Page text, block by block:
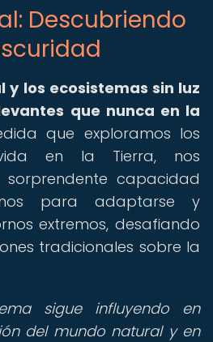
Descubriendo
y los ecosistemas sin luz
que nunca en la
que exploramos los
en la Tierra, nos
capacidad
para adaptarse y
extremos, desafiando
tradicionales sobre la
sigue influyendo en
del mundo natural y en